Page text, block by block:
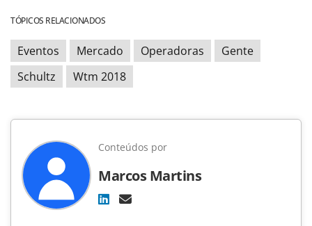
TÓPICOS RELACIONADOS
Eventos Mercado Operadoras
Gente
Schultz
Wtm 2018
Conteúdos por
Marcos Martins